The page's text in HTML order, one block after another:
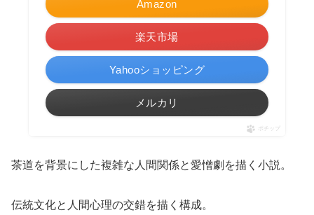
Amazon
楽天市場
Yahooショッピング
メルカリ
ポチップ
茶道を背景にした複雑な人間関係と愛憎劇を描く小説。
伝統文化と人間心理の交錯を描く構成。